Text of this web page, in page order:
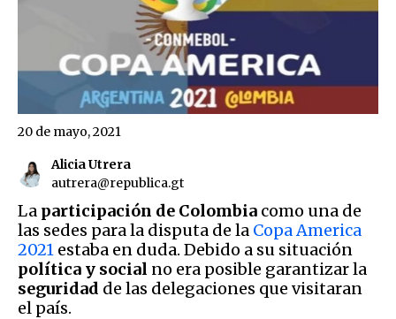
Alicia Utrera
autrera@republica.gt
20 de mayo, 2021
La participación de Colombia como una de
las sedes para la disputa de la Copa America
2021 estaba en duda. Debido a su situación
política y social no era posible garantizar la
seguridad de las delegaciones que visitaran
el país.